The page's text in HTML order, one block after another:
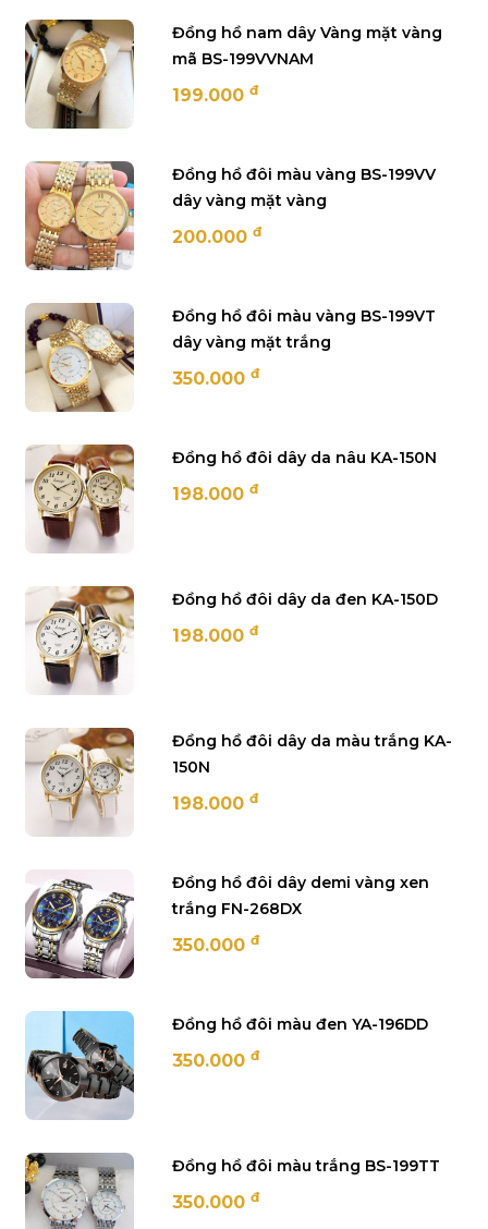
Đồng hồ nam dây Vàng mặt vàng
mã BS-199VVNAM
199.000 đ
Đồng hồ đôi màu vàng BS-199VV
dây vàng mặt vàng
200.000 đ
Đồng hồ đôi màu vàng BS-199VT
dây vàng mặt trắng
350.000 đ
Đồng hồ đôi dây da nâu KA-150N
198.000 đ
Đồng hồ đôi dây da đen KA-150D
198.000 đ
Đồng hồ đôi dây da màu trắng KA-
150N
198.000 đ
Đồng hồ đôi dây demi vàng xen
trắng FN-268DX
350.000 đ
Đồng hồ đôi màu đen YA-196DD
350.000 đ
Đồng hồ đôi màu trắng BS-199TT
350.000 đ